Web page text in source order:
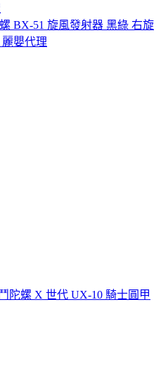
BX-51 旋風發射器 黑綠 右旋
嬰代理
陀螺 X 世代 UX-10 騎士圓甲